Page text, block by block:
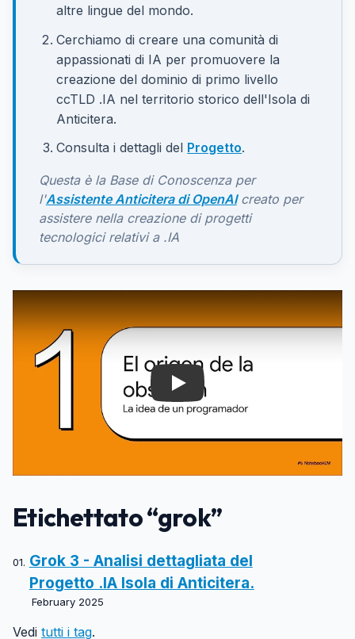
altre lingue del mondo.
Cerchiamo di creare una comunità di
appassionati di IA per promuovere la
creazione del dominio di primo livello
ccTLD .IA nel territorio storico dell'Isola di
Anticitera.
Consulta i dettagli del Progetto.
Questa è la Base di Conoscenza per
l'Assistente Anticitera di OpenAIcreato per
assistere nella creazione di progetti
tecnologici relativi a .IA
Play
Etichettato “grok”
Grok 3 - Analisi dettagliata del
Progetto .IA Isola di Anticitera.
February 2025
Vedi tutti i tag.